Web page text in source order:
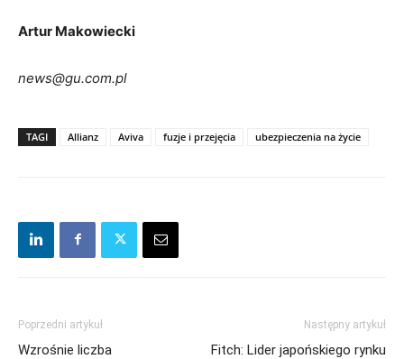
Artur Makowiecki
news@gu.com.pl
TAGI Allianz Aviva fuzje i przejęcia ubezpieczenia na życie
Poprzedni artykuł
Wzrośnie liczba
Następny artykuł
Fitch: Lider japońskiego rynku